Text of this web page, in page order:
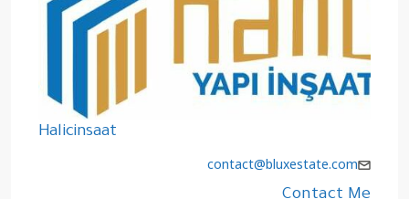
Halicinsaat
contact@bluxestate.com
Contact Me